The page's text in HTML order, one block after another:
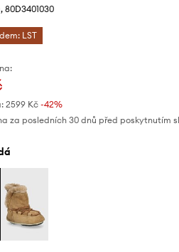
LST
2599 Kč-42%
za posledních 30 dnů před poskytnutím